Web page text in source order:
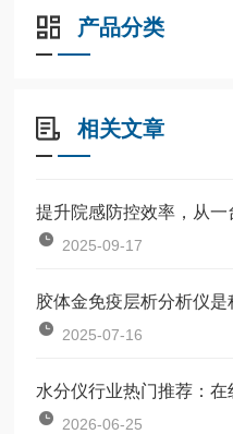
产品分类
相关文章
提升院感防控效率，从
2025-09-17
胶体金免疫层析分析仪
2025-07-16
2026-06-25